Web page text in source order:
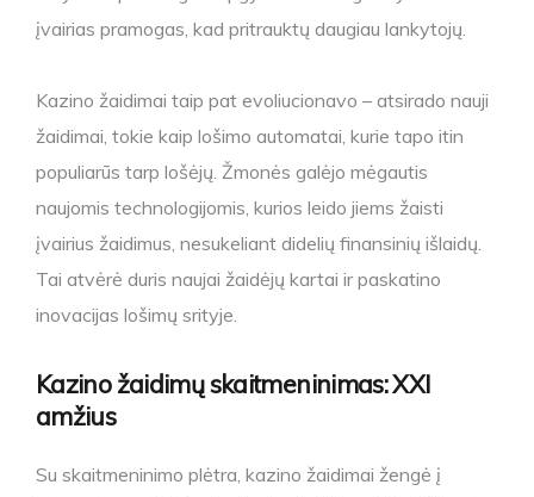
įvairias pramogas, kad pritrauktų daugiau lankytojų.
Kazino žaidimai taip pat evoliucionavo – atsirado nauji
žaidimai, tokie kaip lošimo automatai, kurie tapo itin
populiarūs tarp lošėjų. Žmonės galėjo mėgautis
naujomis technologijomis, kurios leido jiems žaisti
įvairius žaidimus, nesukeliant didelių finansinių išlaidų.
Tai atvėrė duris naujai žaidėjų kartai ir paskatino
inovacijas lošimų srityje.
Kazino žaidimų skaitmeninimas: XXI
amžius
Su skaitmeninimo plėtra, kazino žaidimai žengė į